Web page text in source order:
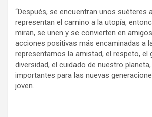
“Después, se encuentran unos suéteres
representan el camino a la utopía,
miran, se unen y se convierten en
acciones positivas más encaminadas a
representamos la amistad, el respeto, el
diversidad, el cuidado de nuestro
importantes para las nuevas
joven.